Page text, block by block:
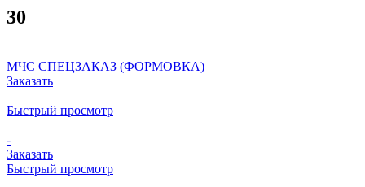
30
МЧС СПЕЦЗАКАЗ (ФОРМОВКА)
Заказать
Быстрый просмотр
-
Заказать
Быстрый просмотр